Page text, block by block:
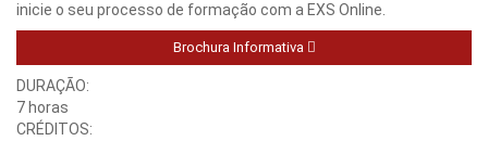
inicie o seu processo de formação com a EXS Online.
Brochura Informativa
DURAÇÃO:
7 horas
CRÉDITOS: